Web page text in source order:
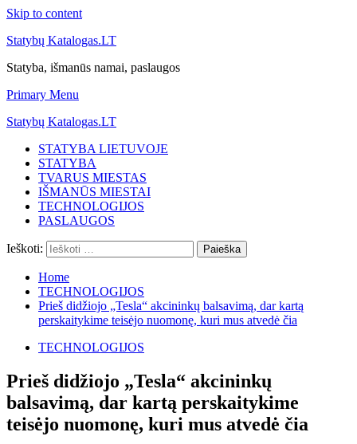
Skip to content
Statybų Katalogas.LT
Statyba, išmanūs namai, paslaugos
Primary Menu
Statybų Katalogas.LT
STATYBA LIETUVOJE
STATYBA
TVARUS MIESTAS
IŠMANŪS MIESTAI
TECHNOLOGIJOS
PASLAUGOS
Ieškoti:
Home
TECHNOLOGIJOS
Prieš didžiojo „Tesla“ akcininkų balsavimą, dar kartą
perskaitykime teisėjo nuomonę, kuri mus atvedė čia
TECHNOLOGIJOS
Prieš didžiojo „Tesla“ akcininkų
balsavimą, dar kartą perskaitykime
teisėjo nuomonę, kuri mus atvedė čia